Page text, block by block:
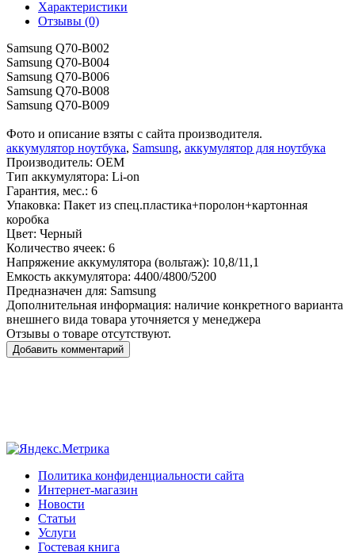
Характеристики
Отзывы (0)
Samsung Q70-B002
Samsung Q70-B004
Samsung Q70-B006
Samsung Q70-B008
Samsung Q70-B009
Фото и описание взяты с сайта производителя.
аккумулятор ноутбука, Samsung, аккумулятор для ноутбука
Производитель: OEM
Тип аккумулятора: Li-on
Гарантия, мес.: 6
Упаковка: Пакет из спец.пластика+поролон+картонная
коробка
Цвет: Черный
Количество ячеек: 6
Напряжение аккумулятора (вольтаж): 10,8/11,1
Емкость аккумулятора: 4400/4800/5200
Предназначен для: Samsung
Дополнительная информация: наличие конкретного варианта
внешнего вида товара уточняется у менеджера
Отзывы о товаре отсутствуют.
Добавить комментарий
Политика конфиденциальности сайта
Интернет-магазин
Новости
Статьи
Услуги
Гостевая книга